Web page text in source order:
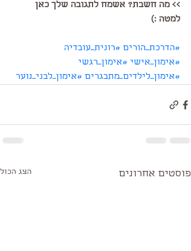
>> מה חשבת? אשמח לתגובה שלך כאן
למטה :)
#הדרכת_הורים #רונית_עובדיה
#אימון_אישי #אימון_רגשי
#אימון_לילדים_מתבגרים #אימון_לבני_נוער
פוסטים אחרונים הצג הכול